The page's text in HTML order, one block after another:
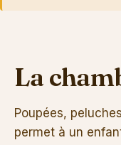
La
Poupées,
permet à un